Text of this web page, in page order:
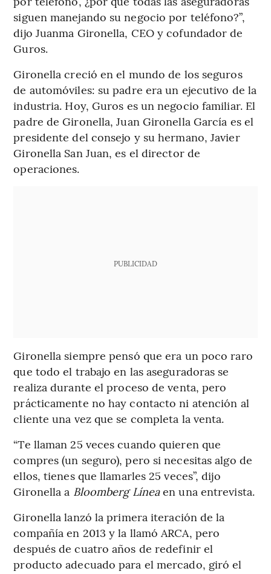
siguen manejando su negocio por teléfono?”,
dijo Juanma Gironella, CEO y cofundador de
Guros.
Gironella creció en el mundo de los seguros
de automóviles: su padre era un ejecutivo de la
industria. Hoy, Guros es un negocio familiar. El
padre de Gironella, Juan Gironella García es el
presidente del consejo y su hermano, Javier
Gironella San Juan, es el director de
operaciones.
PUBLICIDAD
Gironella siempre pensó que era un poco raro
que todo el trabajo en las aseguradoras se
realiza durante el proceso de venta, pero
prácticamente no hay contacto ni atención al
cliente una vez que se completa la venta.
“Te llaman 25 veces cuando quieren que
compres (un seguro), pero si necesitas algo de
ellos, tienes que llamarles 25 veces”, dijo
Gironella a Bloomberg Líneaen una entrevista.
Gironella lanzó la primera iteración de la
compañía en 2013 y la llamó ARCA, pero
después de cuatro años de redefinir el
producto adecuado para el mercado, giró el